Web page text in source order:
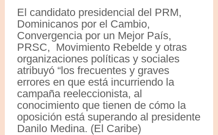
El candidato presidencial del PRM,
Dominicanos por el Cambio,
Convergencia por un Mejor País,
PRSC, Movimiento Rebelde y otras
organizaciones políticas y sociales
atribuyó “los frecuentes y graves
errores en que está incurriendo la
campaña reeleccionista, al
conocimiento que tienen de cómo la
oposición está superando al presidente
Danilo Medina. (El Caribe)